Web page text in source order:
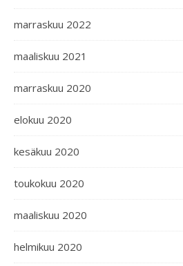
marraskuu 2022
maaliskuu 2021
marraskuu 2020
elokuu 2020
kesäkuu 2020
toukokuu 2020
maaliskuu 2020
helmikuu 2020